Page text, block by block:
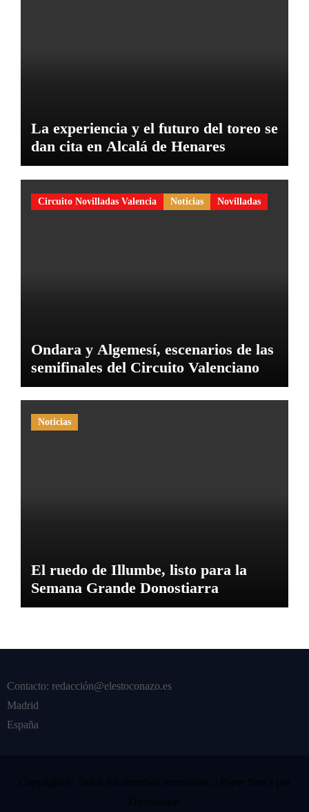
La experiencia y el futuro del toreo se
dan cita en Alcalá de Henares
Circuito Novilladas Valencia Noticias Novilladas
Ondara y Algemesí, escenarios de las
semifinales del Circuito Valenciano
Noticias
El ruedo de Illumbe, listo para la
Semana Grande Donostiarra
Contacto: redacción@elestoconazo.es
Madrid
España